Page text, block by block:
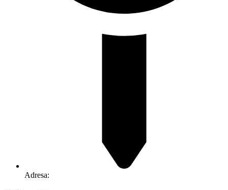
Adresa: